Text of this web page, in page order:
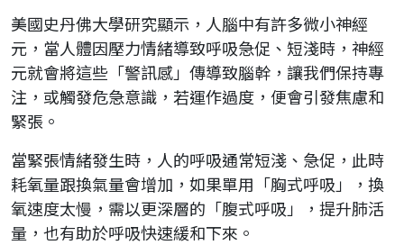
美國史丹佛大學研究顯示，人腦中有許多微小神經
元，當人體因壓力情緒導致呼吸急促、短淺時，神經
元就會將這些「警訊感」傳導致腦幹，讓我們保持專
注，或觸發危急意識，若運作過度，便會引發焦慮和
緊張。
當緊張情緒發生時，人的呼吸通常短淺、急促，此時
耗氧量跟換氣量會增加，如果單用「胸式呼吸」，換
氧速度太慢，需以更深層的「腹式呼吸」，提升肺活
量，也有助於呼吸快速緩和下來。